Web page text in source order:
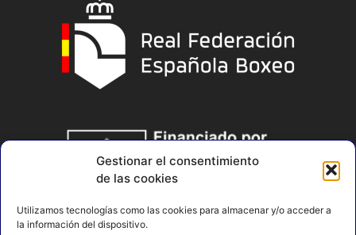
Gestionar el consentimiento
de las cookies
Utilizamos tecnologías como las cookies para almacenar y/o acceder a
la información del dispositivo.